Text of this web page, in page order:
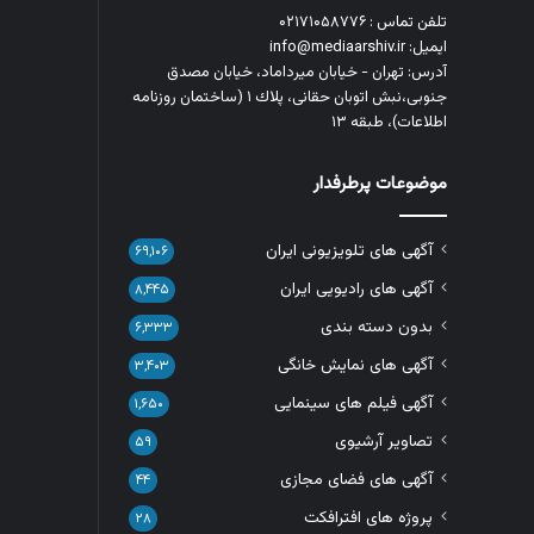
تلفن تماس : ۰۲۱۷۱۰۵۸۷۷۶
ایمیل: info@mediaarshiv.ir
آدرس: تهران - خیابان میرداماد، خیابان مصدق
جنوبی،نبش اتوبان حقانی، پلاك ١ (ساختمان روزنامه
اطلاعات)، طبقه ۱۳
موضوعات پرطرفدار
آگهی های تلویزیونی ایران ۶۹,۱۰۶
آگهی های رادیویی ایران ۸,۴۴۵
بدون دسته بندی ۶,۳۳۳
آگهی های نمایش خانگی ۳,۴۰۳
آگهی فیلم های سینمایی ۱,۶۵۰
تصاویر آرشیوی ۵۹
آگهی های فضای مجازی ۴۴
پروژه های افترافکت ۲۸